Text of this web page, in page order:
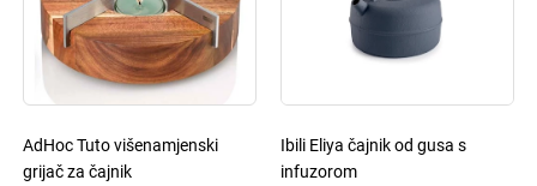
AdHoc Tuto višenamjenski
grijač za čajnik
Ibili Eliya čajnik od gusa s
infuzorom